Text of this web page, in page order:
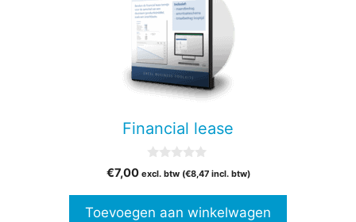
Financial lease
v
5
€7,00 excl. btw (€8,47incl. btw)
Toevoegen aan winkelwagen